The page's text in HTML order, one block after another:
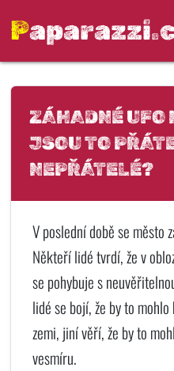
ZÁHADNÉ UFO
JSOU TO
NEPŘÁTELÉ?
V poslední době se město
Někteří lidé tvrdí, že v
se pohybuje s
lidé se bojí, že by to
zemi, jiní věří, že by to
vesmíru.